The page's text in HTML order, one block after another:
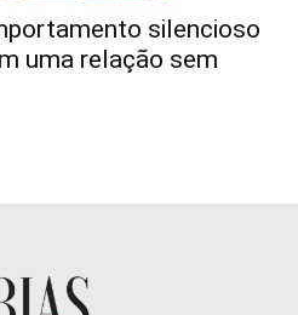
silencioso
uma relação sem